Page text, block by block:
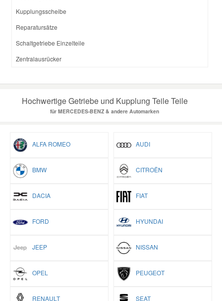
Kupplungsscheibe
Reparatursätze
Schaltgetriebe Einzelteile
Zentralausrücker
Hochwertige Getriebe und Kupplung Teile Teile
für MERCEDES-BENZ & andere Automarken
ALFA ROMEO AUDI
BMW CITROËN
DACIA FIAT
FORD HYUNDAI
JEEP NISSAN
OPEL PEUGEOT
RENAULT SEAT